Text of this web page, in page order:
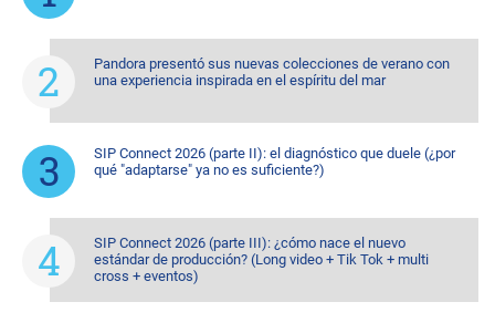
Pandora presentó sus nuevas colecciones de verano con
una experiencia inspirada en el espíritu del mar
SIP Connect 2026 (parte II): el diagnóstico que duele (¿por
qué "adaptarse" ya no es suficiente?)
SIP Connect 2026 (parte III): ¿cómo nace el nuevo
estándar de producción? (Long video + Tik Tok + multi
cross + eventos)